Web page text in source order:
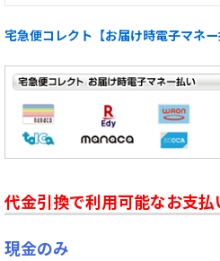
宅急便コレクト【お届け時電子マネー
代金引換で利用可能なお支
現金のみ